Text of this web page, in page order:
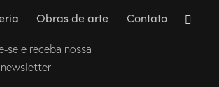
Obras de arte Contato
se e receba nossa
newsletter